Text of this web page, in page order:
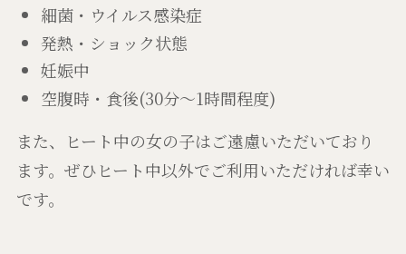
細菌・ウイルス感染症
発熱・ショック状態
妊娠中
空腹時・食後(30分～1時間程度)
また、ヒート中の女の子はご遠慮いただいており
ます。ぜひヒート中以外でご利用いただければ幸い
です。